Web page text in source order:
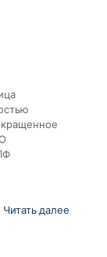
Читать далее